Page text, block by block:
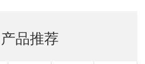
产品推荐